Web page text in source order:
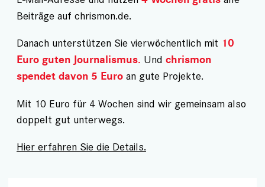
Beiträge auf chrismon.de.
Danach unterstützen Sie vierwöchentlich mit 10
Euro guten Journalismus. Und chrismon
spendet davon 5 Euro an gute Projekte.
Mit 10 Euro für 4 Wochen sind wir gemeinsam also
doppelt gut unterwegs.
Hier erfahren Sie die Details.